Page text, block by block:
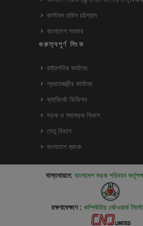
কাস্টমস হাউস চট্টগ্রাম
বাংলাদেশ সরকার
গুরুত্বপূর্ণ লিংক
রাষ্ট্রপতির কার্যালয়
প্রধানমন্ত্রীর কার্যালয়
ক্যাবিনেট ডিভিশন
সড়ক ও মহাসড়ক বিভাগ
সেতু বিভাগ
বাংলাদেশ ব্যাংক
বাস্তবায়নে: বাংলাদেশ সড়ক পরিবহন
রক্ষণাবেক্ষণে : কম্পিউটার নেটওয়ার্ক